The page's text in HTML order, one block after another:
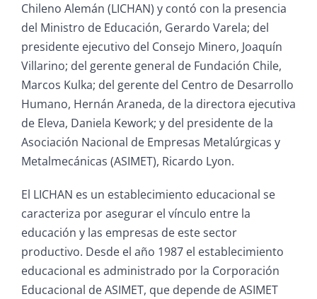
Chileno Alemán (LICHAN) y contó con la presencia
del Ministro de Educación, Gerardo Varela; del
presidente ejecutivo del Consejo Minero, Joaquín
Villarino; del gerente general de Fundación Chile,
Marcos Kulka; del gerente del Centro de Desarrollo
Humano, Hernán Araneda, de la directora ejecutiva
de Eleva, Daniela Kework; y del presidente de la
Asociación Nacional de Empresas Metalúrgicas y
Metalmecánicas (ASIMET), Ricardo Lyon.
El LICHAN es un establecimiento educacional se
caracteriza por asegurar el vínculo entre la
educación y las empresas de este sector
productivo. Desde el año 1987 el establecimiento
educacional es administrado por la Corporación
Educacional de ASIMET, que depende de ASIMET